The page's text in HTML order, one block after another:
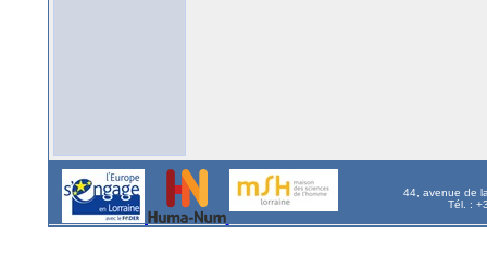
44, avenue de
Tél. :